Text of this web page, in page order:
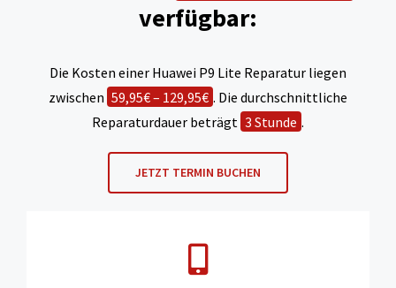
verfügbar:
Die Kosten einer Huawei P9 Lite Reparatur liegen
zwischen 59,95€ – 129,95€ . Die durchschnittliche
Reparaturdauer beträgt 3 Stunde .
JETZT TERMIN BUCHEN